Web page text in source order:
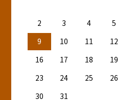
2
3 4 5
9
10 11 12
16
17 18 19
23
24 25 26
30
31